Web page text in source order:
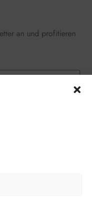
an und profitieren